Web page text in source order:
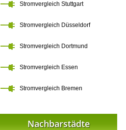
Stromvergleich Stuttgart
Stromvergleich Düsseldorf
Stromvergleich Dortmund
Stromvergleich Essen
Stromvergleich Bremen
Nachbarstädte